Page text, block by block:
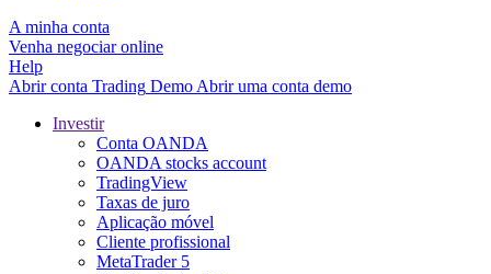
A minha conta
Venha negociar online
Help
Abrir conta Trading Demo Abrir uma conta demo
Investir
Conta OANDA
OANDA stocks account
TradingView
Taxas de juro
Aplicação móvel
Cliente profissional
MetaTrader 5